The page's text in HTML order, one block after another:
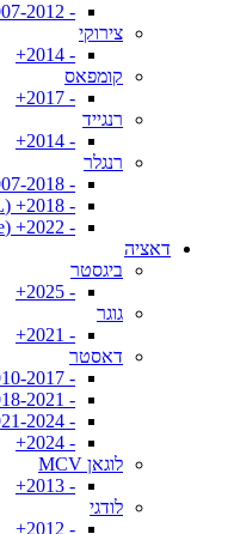
- 2007-2012
צירוקי
- 2014+
קומפאס
- 2017+
רנגייד
- 2014+
רנגלר
- 2007-2018 (JK)
- 2018+ (JL)
- 2022+ (4xe הייבריד)
דאציה
ביגסטר
- 2025+
גוגר
- 2021+
דאסטר
- 2010-2017
- 2018-2021
- 2021-2024
- 2024+
לוגאן MCV
- 2013+
לודגי
- 2012+